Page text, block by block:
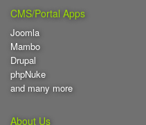
CMS/Portal Apps
Joomla
Mambo
Drupal
phpNuke
and many more
About Us